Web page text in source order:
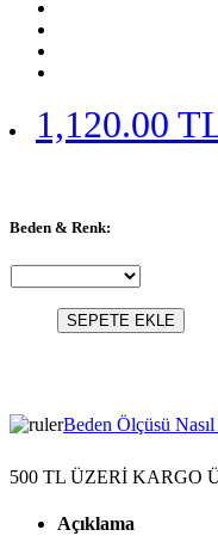
1,120.00
Beden & Renk:
SEPETE EKLE
Beden Ölçüsü Nasıl
500 TL ÜZERİ KARGO
Açıklama